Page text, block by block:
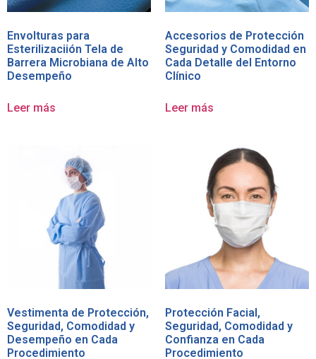
Envolturas para
Esterilizaciión Tela de
Barrera Microbiana de Alto
Desempeño
Leer más
Accesorios de Protección
Seguridad y Comodidad en
Cada Detalle del Entorno
Clínico
Leer más
Vestimenta de Protección,
Seguridad, Comodidad y
Desempeño en Cada
Procedimiento
Protección Facial,
Seguridad, Comodidad y
Confianza en Cada
Procedimiento